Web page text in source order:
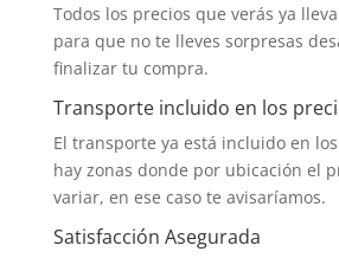
Todos los precios que verás ya
para que no te lleves sorpresas
finalizar tu compra.
Transporte incluido en los
El transporte ya está incluido en
hay zonas donde por ubicación el
variar, en ese caso te avisaríamos.
Satisfacción Asegurada